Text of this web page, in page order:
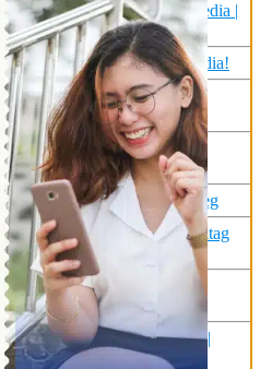
Freundschaft und Social Media |
fragt nach… LIEBE
Mobbing auf Social Media!
Geldmacherei? Der
Media!
Wer steckt dahinter? | Y-
Apps als Waffe im Krieg
Können uns KI-Apps den Alltag
Lohnen sich
in die Zukunft gucken |